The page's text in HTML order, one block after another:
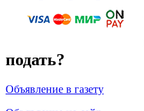
подать?
Объявление в газету